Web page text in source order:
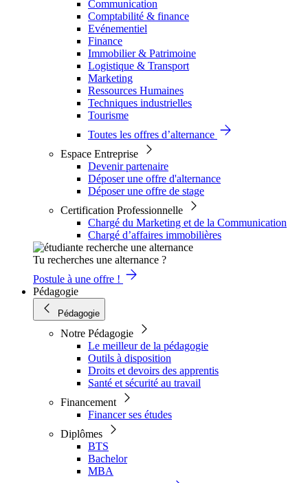
Communication
Comptabilité & finance
Evénementiel
Finance
Immobilier & Patrimoine
Logistique & Transport
Marketing
Ressources Humaines
Techniques industrielles
Tourisme
Toutes les offres d’alternance
Espace Entreprise
Devenir partenaire
Déposer une offre d'alternance
Déposer une offre de stage
Certification Professionnelle
Chargé du Marketing et de la Communication
Chargé d’affaires immobilières
Tu recherches une alternance ?
Postule à une offre !
Pédagogie
Pédagogie
Notre Pédagogie
Le meilleur de la pédagogie
Outils à disposition
Droits et devoirs des apprentis
Santé et sécurité au travail
Financement
Financer ses études
Diplômes
BTS
Bachelor
MBA